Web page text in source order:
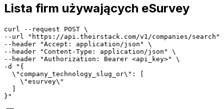
Lista firm używających eSurvey
curl --request POST \
--url "https://api.theirstack.com/v1/companies/search"
--header "Accept: application/json" \
--header "Content-Type: application/json" \
--header "Authorization: Bearer <api_key>" \
-d "{
  \"company_technology_slug_or\": [
    \"esurvey\"
  ]
}"